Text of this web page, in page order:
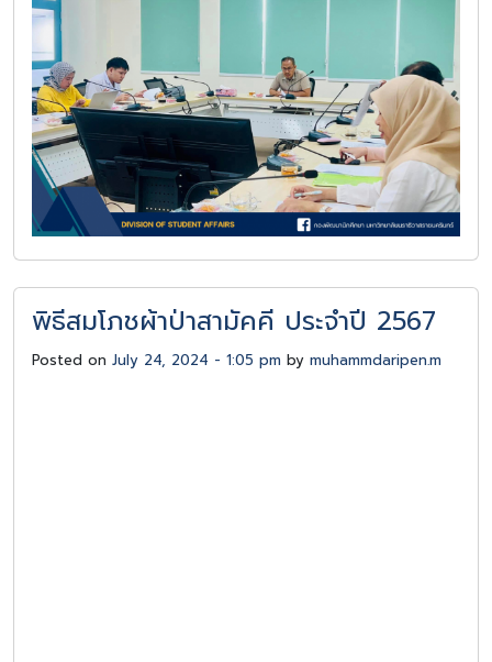
พิธีสมโภชผ้าป่าสามัคคี ประจำปี 2567
Posted on July 24, 2024 - 1:05 pm by muhammdaripen.m